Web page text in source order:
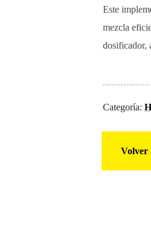
Este
mezcla
dosificador,
Categoría:
Volver